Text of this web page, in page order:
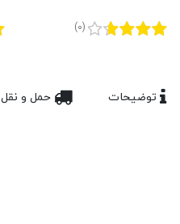
(0)
توضیحات حمل و نقل